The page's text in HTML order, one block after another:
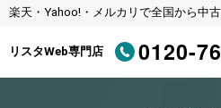
楽天・Yahoo!・メルカリで全国から中
リスタWeb専門店 0120-